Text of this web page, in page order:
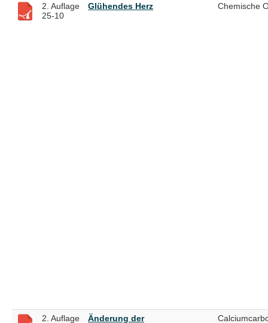
2. Auflage
25-10
Glühendes Herz Chemische
2. Auflage
Änderung der